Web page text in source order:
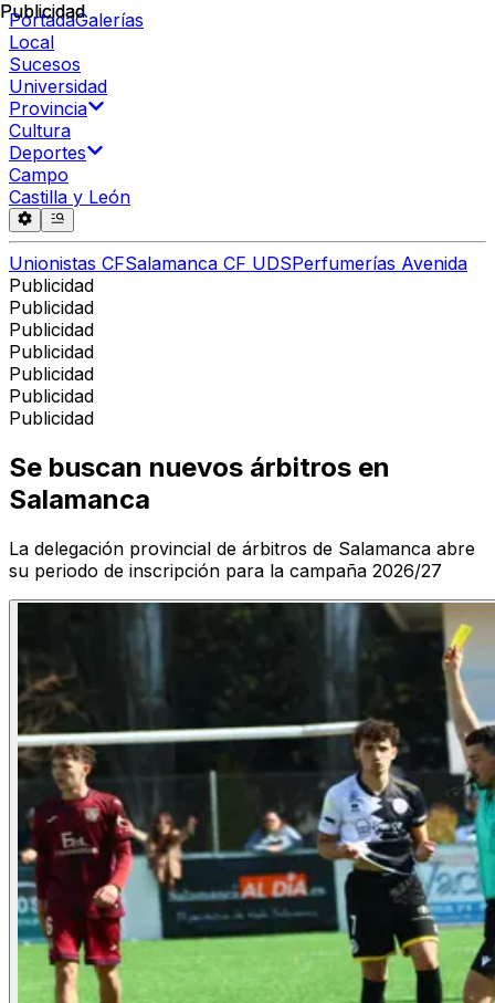
PortadaGalerías
Local
Sucesos
Universidad
Provincia
Cultura
Deportes
Campo
Castilla y León
Unionistas CFSalamanca CF UDSPerfumerías Avenida
Publicidad
Publicidad
Publicidad
Publicidad
Publicidad
Publicidad
Publicidad
Publicidad
Se buscan nuevos árbitros en
Salamanca
La delegación provincial de árbitros de Salamanca abre
su periodo de inscripción para la campaña 2026/27
Publicidad